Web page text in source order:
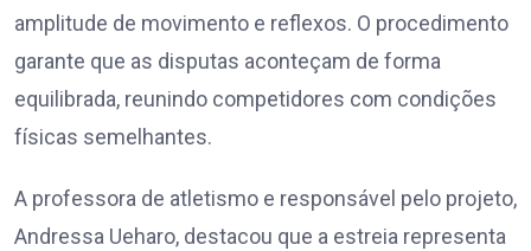
amplitude de movimento e reflexos. O procedimento
garante que as disputas aconteçam de forma
equilibrada, reunindo competidores com condições
físicas semelhantes.
A professora de atletismo e responsável pelo projeto,
Andressa Ueharo, destacou que a estreia representa